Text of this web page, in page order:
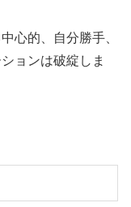
心的、自分勝手、
ョンは破綻しま